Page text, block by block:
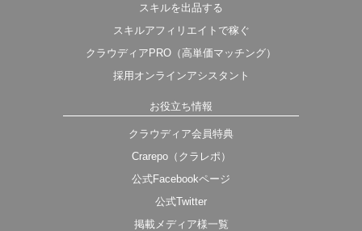
スキルを出品する
スキルアフィリエイトで稼ぐ
クラウディアPRO（高単価マッチング）
採用オンラインアシスタント
お役立ち情報
クラウディア会員特典
Crarepo（クラレポ）
公式Facebookページ
公式Twitter
掲載メディア様一覧